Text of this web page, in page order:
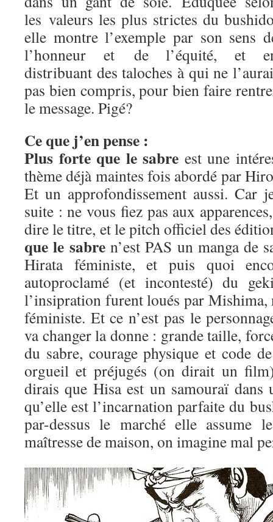
les valeurs les plus strictes du
elle montre l’exemple par son sens
l’honneur et de l’équité, et
distribuant des taloches à qui ne
pas bien compris, pour bien faire
le message. Pigé?
Ce que j’en pense :
Plus forte que le sabre est une
thème déjà maintes fois abordé par
Et un approfondissement aussi. Car
suite : ne vous fiez pas aux
dire le titre, et le pitch officiel des
que le sabren’est PAS un manga de
Hirata féministe, et puis quoi
autoproclamé (et incontesté) du
l’insipration furent loués par Mishima,
féministe. Et ce n’est pas le
va changer la donne : grande taille,
du sabre, courage physique et code
orgueil et préjugés (on dirait un
dirais que Hisa est un samouraï dans
qu’elle est l’incarnation parfaite du
par-dessus le marché elle assume
maîtresse de maison, on imagine mal